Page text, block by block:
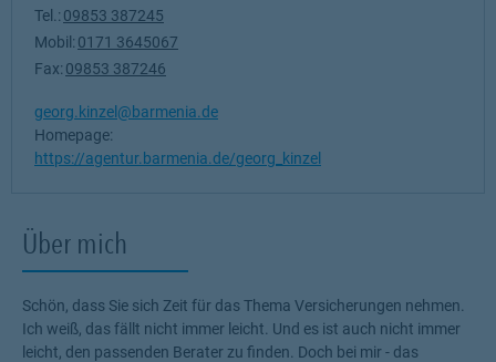
Über mich
Schön, dass Sie sich Zeit für das Thema Versicherungen nehmen.
Ich weiß, das fällt nicht immer leicht. Und es ist auch nicht immer
leicht, den passenden Berater zu finden. Doch bei mir - das
Tel.: 09853 387245
Mobil: 0171 3645067
Fax: 09853 387246
georg.kinzel@barmenia.de
Homepage:
https://agentur.barmenia.de/georg_kinzel